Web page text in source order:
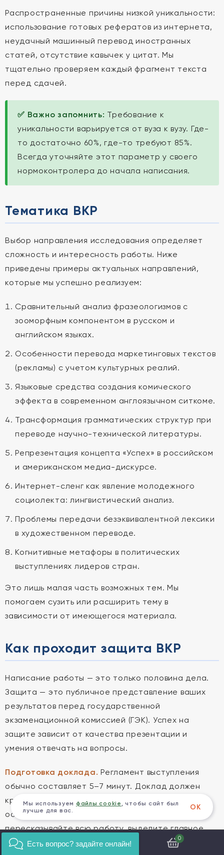
Распространенные причины низкой уникальности:
использование готовых рефератов из интернета,
неудачный машинный перевод иностранных
статей, отсутствие кавычек у цитат. Мы
тщательно проверяем каждый фрагмент текста
перед сдачей.
✅ Важно запомнить: Требование к
уникальности варьируется от вуза к вузу. Где-
то достаточно 60%, где-то требуют 85%.
Всегда уточняйте этот параметр у своего
нормоконтролера до начала написания.
Тематика ВКР
Выбор направления исследования определяет
сложность и интересность работы. Ниже
приведены примеры актуальных направлений,
которые мы успешно реализуем:
Сравнительный анализ фразеологизмов с
зооморфным компонентом в русском и
английском языках.
Особенности перевода маркетинговых текстов
(рекламы) с учетом культурных реалий.
Языковые средства создания комического
эффекта в современном англоязычном ситкоме.
Трансформация грамматических структур при
переводе научно-технической литературы.
Репрезентация концепта «Успех» в российском
и американском медиа-дискурсе.
Интернет-сленг как явление молодежного
социолекта: лингвистический анализ.
Проблемы передачи безэквивалентной лексики
в художественном переводе.
Когнитивные метафоры в политических
выступлениях лидеров стран.
Это лишь малая часть возможных тем. Мы
помогаем сузить или расширить тему в
зависимости от имеющегося материала.
Как проходит защита ВКР
Написание работы — это только половина дела.
Защита — это публичное представление ваших
результатов перед государственной
экзаменационной комиссией (ГЭК). Успех на
защите зависит от качества презентации и
умения отвечать на вопросы.
Подготовка доклада. Регламент выступления
обычно составляет 5–7 минут. Доклад должен
кратко освещать актуальность, цель, методы,
основные результаты и выводы. Не
пересказывайте всю работу, выделите главное.
Презентация.
0
Мы используем файлы cookie , чтобы сайт был
лучше для вас.
ОК
Есть вопрос? задайте онлайн!